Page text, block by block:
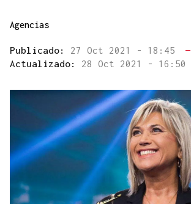
Agencias
Publicado: 27 Oct 2021 - 18:45
—
Actualizado: 28 Oct 2021 - 16:50